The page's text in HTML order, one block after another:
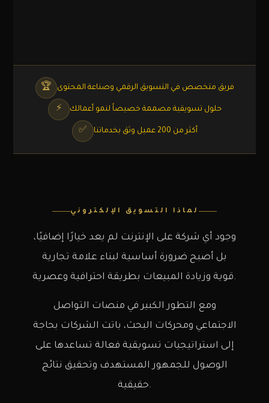
🏆 فريق متخصص في التسويق الرقمي وصناعة المحتوى
⚡ حلول تسويقية مصممة خصيصاً لنمو أعمالك
✅ أكثر من 200 عميل وثق بخدماتنا
لماذا التسويق الإلكتروني
وجود أي شركة على الإنترنت لم يعد خيارًا إضافيًا،
بل أصبح ضرورة أساسية لبناء علامة تجارية
قوية وزيادة المبيعات بطريقة احترافية وعصرية.
ومع التطور الكبير في منصات التواصل
الاجتماعي ومحركات البحث، باتت الشركات بحاجة
إلى استراتيجيات تسويقية فعالة تساعدها على
الوصول للجمهور المستهدف وتحقيق نتائج
حقيقية.